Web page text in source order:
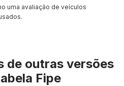
uma avaliação de veículos
de outras versões
Fipe